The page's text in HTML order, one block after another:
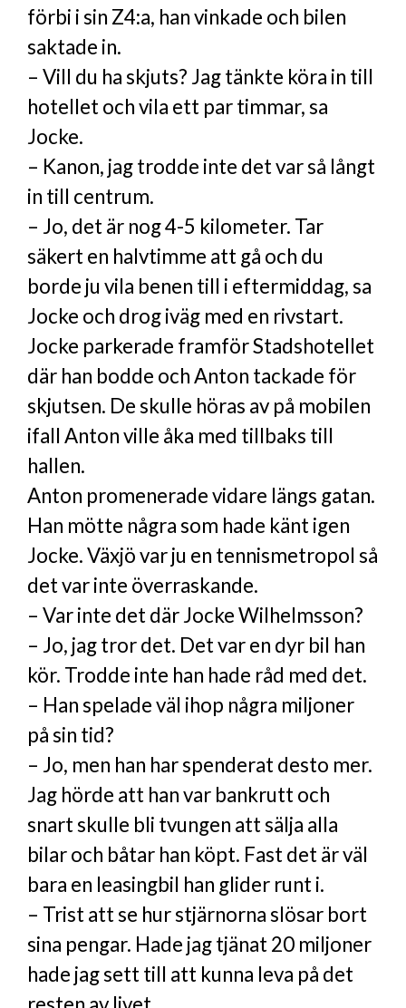
förbi i sin Z4:a, han vinkade och bilen
saktade in.
– Vill du ha skjuts? Jag tänkte köra in till
hotellet och vila ett par timmar, sa
Jocke.
– Kanon, jag trodde inte det var så långt
in till centrum.
– Jo, det är nog 4-5 kilometer. Tar
säkert en halvtimme att gå och du
borde ju vila benen till i eftermiddag, sa
Jocke och drog iväg med en rivstart.
Jocke parkerade framför Stadshotellet
där han bodde och Anton tackade för
skjutsen. De skulle höras av på mobilen
ifall Anton ville åka med tillbaks till
hallen.
Anton promenerade vidare längs gatan.
Han mötte några som hade känt igen
Jocke. Växjö var ju en tennis­metropol så
det var inte överraskande.
– Var inte det där Jocke Wilhelmsson?
– Jo, jag tror det. Det var en dyr bil han
kör. Trodde inte han hade råd med det.
– Han spelade väl ihop några miljoner
på sin tid?
– Jo, men han har spenderat desto mer.
Jag hörde att han var bankrutt och
snart skulle bli tvungen att sälja alla
bilar och båtar han köpt. Fast det är väl
bara en leasingbil han glider runt i.
– Trist att se hur stjärnorna slösar bort
sina pengar. Hade jag tjänat 20 miljoner
hade jag sett till att kunna leva på det